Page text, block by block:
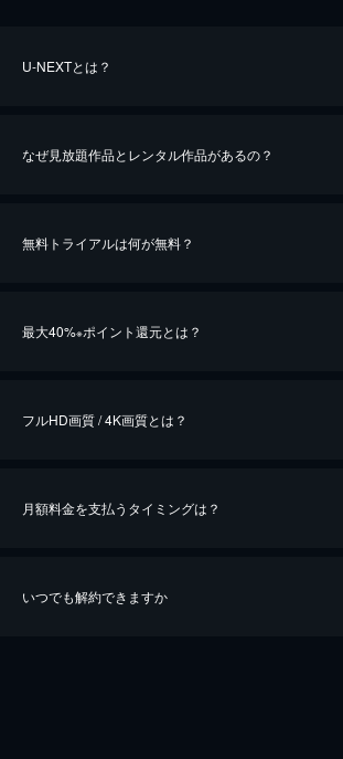
U-NEXTとは？
なぜ見放題作品とレンタル作品があるの？
無料トライアルは何が無料？
最大40%※ポイント還元とは？
※40％ポイント還元の対象は、クレジットカード決済による作
iOSアプリのUコイン決済による作品の購入 / レンタルは、20
フルHD画質 / 4K画質とは？
月額料金を支払うタイミングは？
いつでも解約できますか